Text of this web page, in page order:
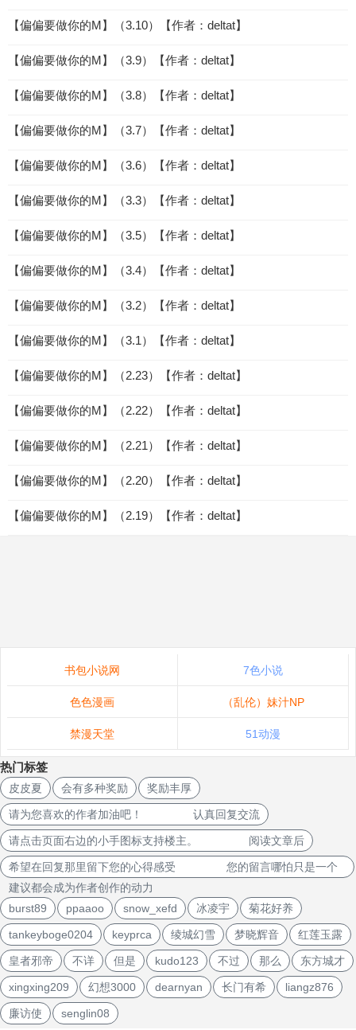
【偏偏要做你的M】（3.10）【作者：deltat】
【偏偏要做你的M】（3.9）【作者：deltat】
【偏偏要做你的M】（3.8）【作者：deltat】
【偏偏要做你的M】（3.7）【作者：deltat】
【偏偏要做你的M】（3.6）【作者：deltat】
【偏偏要做你的M】（3.3）【作者：deltat】
【偏偏要做你的M】（3.5）【作者：deltat】
【偏偏要做你的M】（3.4）【作者：deltat】
【偏偏要做你的M】（3.2）【作者：deltat】
【偏偏要做你的M】（3.1）【作者：deltat】
【偏偏要做你的M】（2.23）【作者：deltat】
【偏偏要做你的M】（2.22）【作者：deltat】
【偏偏要做你的M】（2.21）【作者：deltat】
【偏偏要做你的M】（2.20）【作者：deltat】
【偏偏要做你的M】（2.19）【作者：deltat】
书包小说网 7色小说
色色漫画 （乱伦）妹汁NP
禁漫天堂 51动漫
热门标签
皮皮夏 会有多种奖励 奖励丰厚
请为您喜欢的作者加油吧！ 认真回复交流
请点击页面右边的小手图标支持楼主。 阅读文章后
希望在回复那里留下您的心得感受 您的留言哪怕只是一个
建议都会成为作者创作的动力
burst89
ppaaoo snow_xefd 冰凌宇 菊花好养
tankeyboge0204 keyprca 绫城幻雪 梦晓辉音 红莲玉露
皇者邪帝 不详 但是 kudo123 不过 那么 东方城才
xingxing209 幻想3000 dearnyan 长门有希 liangz876
廉访使 senglin08